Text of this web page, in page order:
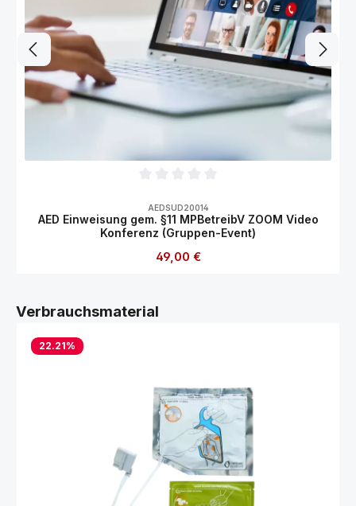
AEDSUD20014
AED Einweisung gem. §11 MPBetreibV ZOOM Video
Konferenz (Gruppen-Event)
Regulärer Preis:
49,00 €
Verbrauchsmaterial
22.21%